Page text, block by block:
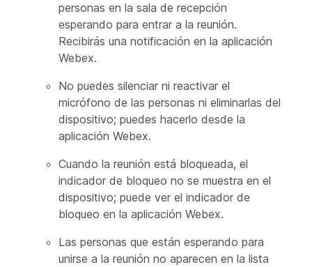
personas en la sala de recepción
esperando para entrar a la reunión.
Recibirás una notificación en la aplicación
Webex.
No puedes silenciar ni reactivar el
micrófono de las personas ni eliminarlas del
dispositivo; puedes hacerlo desde la
aplicación Webex.
Cuando la reunión está bloqueada, el
indicador de bloqueo no se muestra en el
dispositivo; puede ver el indicador de
bloqueo en la aplicación Webex.
Las personas que están esperando para
unirse a la reunión no aparecen en la lista